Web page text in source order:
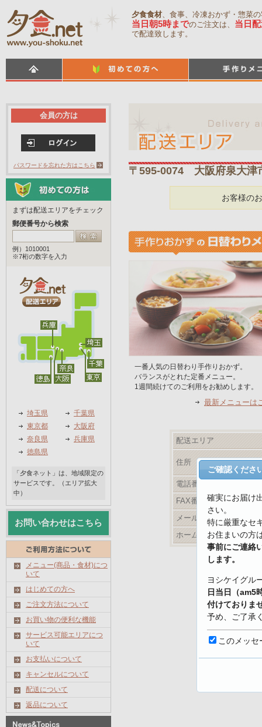
夕食食材、食事、冷凍おかず・惣菜
当日朝5時までのご注文は、 当日
で配達致します。
〒595-0074 大阪府泉大津
お客様の
一番人気の日替わり手作りおかず。
バランスがとれた定番メニュー。
1週間続けてのご利用をお勧めします。
最新メニューは
配送エリア
住所
電話番号
FAX番号
メールアドレス
ホームページ
会員の方は
パスワードを忘れた方はこちら
まずは配送エリアをチェック
郵便番号から検索
例）1010001
※7桁の数字を入力
埼玉県
千葉県
東京都
大阪府
奈良県
兵庫県
徳島県
「夕食ネット」は、地域限定の
サービスです。（エリア拡大
中）
お問い合わせはこちら
メニュー(商品・食材)につ
いて
はじめての方へ
ご注文方法について
お買い物の便利な機能
サービス可能エリアにつ
いて
お支払いについて
キャンセルについて
配送について
返品について
ご確認くださ
確実にお届け
さい。
特に厳重なセ
お住まいの方
事前にご連絡
します。
ヨシケイグル
日当日（am5
付けておりま
予め、ご了承
【キャンセル
このメッ